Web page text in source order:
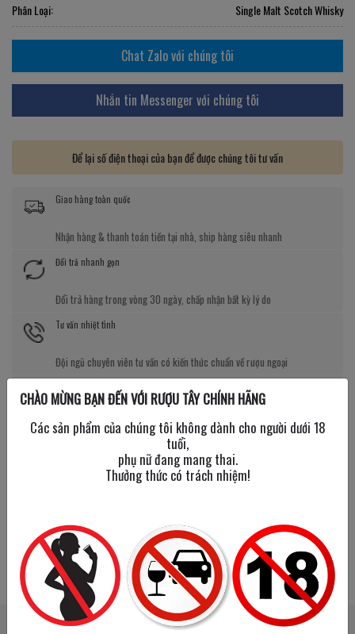
Phân Loại: Single Malt Scotch Whisky
Chat Zalo với chúng tôi
Nhắn tin Messenger với chúng tôi
Để lại số điện thoại của bạn để được chúng tôi tư vấn
Giao hàng toàn quốc
Nhận hàng & thanh toán tiền tại nhà, ship hàng siêu nhanh
Đổi trả nhanh gọn
Đổi trả hàng trong vòng 30 ngày, chấp nhận bất kỳ lý do
Tư vấn nhiệt tình
Đội ngũ chuyên viên tư vấn có kiến thức chuẩn về rượu ngoại
Giá tốt kèm quà tặng
Nhiều chương trình giảm giá, tặng quà cực giá trị
SẢN PHẨM LIÊN QUAN SẢN PHẨM ĐÃ XEM
CHÀO MỪNG BẠN ĐẾN VỚI RƯỢU TÂY CHÍNH HÃNG
Các sản phẩm của chúng tôi không dành cho người dưới 18
tuổi,
phụ nữ đang mang thai.
Thưởng thức có trách nhiệm!